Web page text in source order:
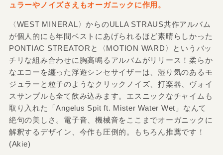
ュラーやノイズさえもオーガニックに作用。
〈WEST MINERAL〉からのULLA STRAUS共作アルバム
が個人的にも年間ベストにあげられるほど素晴らしかった
PONTIAC STREATORと〈MOTION WARD〉というバッ
チリな組み合わせに胸高鳴るアルバムがリリース！柔らか
なエコーを纏った浮遊シンセサイザーは、湿り気のあるモ
ジュラーと粒子のようなクリックノイズ、打楽器、ヴォイ
スサンプルも全て飲み込みます。エスニックなチャイムも
取り入れた「Angelus Spit ft. Mister Water Wet」なんて
絶句の美しさ。電子音、機械音をここまでオーガニックに
解釈するデザイン、今作も圧倒的。もちろん推薦です！
(Akie)